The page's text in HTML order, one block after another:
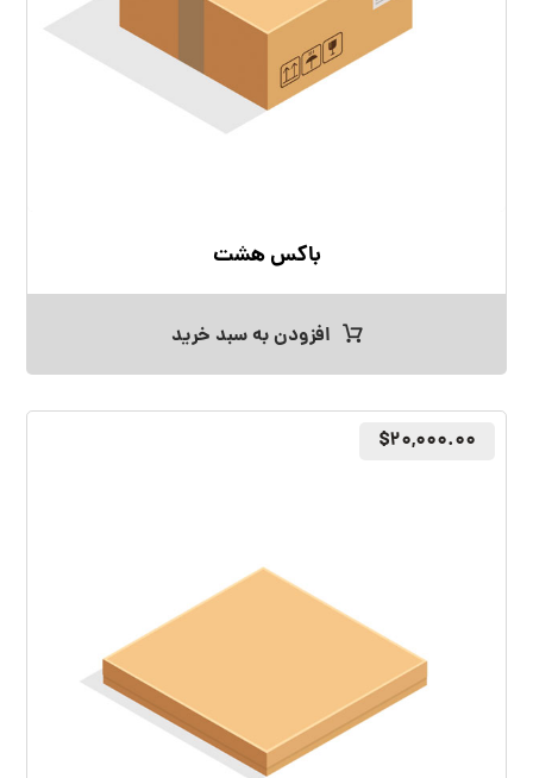
باکس هشت
افزودن به سبد خرید
$۲۰,۰۰۰.۰۰